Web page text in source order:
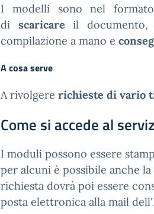
I modelli sono nel
di scaricare il documento,
compilazione a mano e
A cosa serve
A rivolgere richieste di vario
Come si accede al
I moduli possono essere
per alcuni è possibile anche
richiesta dovrà poi essere
posta elettronica alla mail